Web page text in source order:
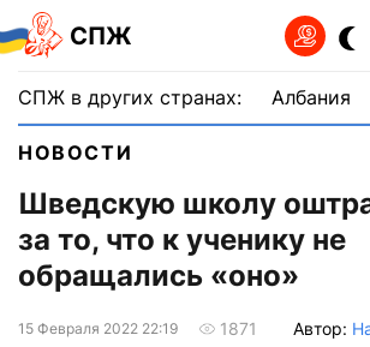
СПЖ
СПЖ в других странах: Албания
НОВОСТИ
Шведскую школу
за то, что к ученику не
обращались «оно»
15 Февраля 2022 22:19 1871 Автор: